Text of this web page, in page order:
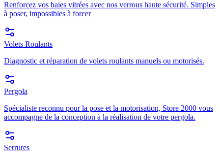
Renforcez vos baies vitrées avec nos verrous haute sécurité. Simples
à poser, impossibles à forcer
Volets Roulants
Diagnostic et réparation de volets roulants manuels ou motorisés.
Pergola
Spécialiste reconnu pour la pose et la motorisation, Store 2000 vous
accompagne de la conception à la réalisation de votre pergola.
Serrures